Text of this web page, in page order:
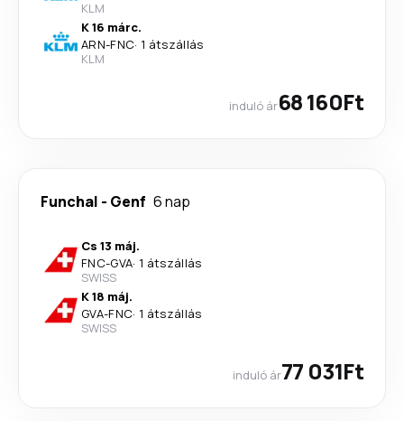
KLM
K 16 márc.
ARN-FNC· 1 átszállás
KLM
induló ár68 160Ft
Funchal - Genf 6 nap
Cs 13 máj.
FNC-GVA· 1 átszállás
SWISS
K 18 máj.
GVA-FNC· 1 átszállás
SWISS
induló ár77 031Ft